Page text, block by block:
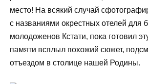
место! На всякий случай
с названиями окрестных отелей для
молодоженов Кстати, пока готовил
памяти всплыл похожий сюжет,
отъездом в столице нашей Родины.